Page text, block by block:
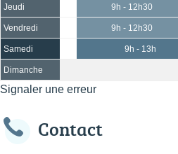
Jeudi 9h - 12h30
Vendredi 9h - 12h30
Samedi 9h - 13h
Dimanche
Signaler une erreur
Contact